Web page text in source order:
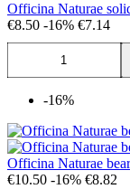
Officina Naturae
€8.50 -16% €7.14
-16%
Officina Naturae
€10.50 -16% €8.82